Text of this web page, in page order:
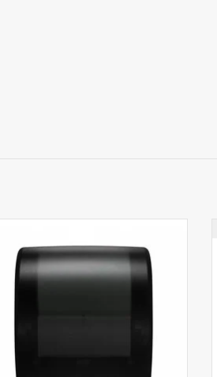
AJOUTER AU PANIER